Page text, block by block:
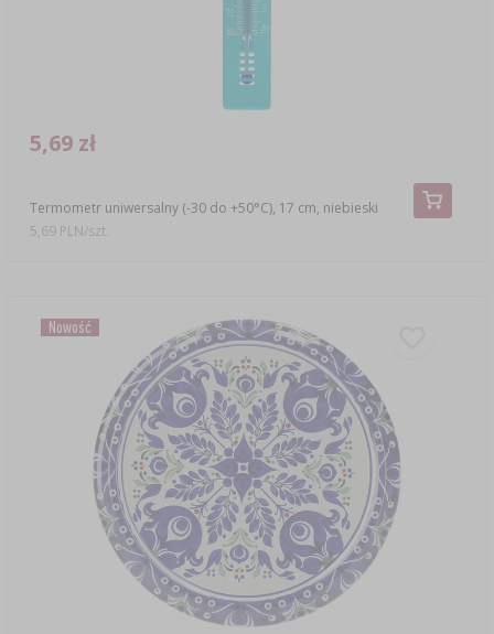
Termometr uniwersalny (-30 do +50°C), 17 cm, niebieski
5,69 zł
5,69 PLN/szt.
Nowość